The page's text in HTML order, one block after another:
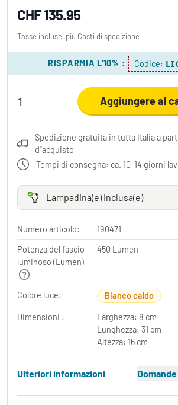
CHF 135.95
Tasse incluse, più Costi di spedizione
RISPARMIA L'10% : Codice:
Aggiungere al
Spedizione gratuita in tutta Italia a
d"acquisto
Tempi di consegna: ca. 10-14 giorni
Lampadina(e) inclusa(e)
Numero articolo:
190471
Potenza del fascio
luminoso (Lumen)
450 Lumen
Colore luce: Bianco caldo
Dimensioni :
Larghezza: 8 cm
Lunghezza: 31 cm
Altezza: 16 cm
Ulteriori informazioni